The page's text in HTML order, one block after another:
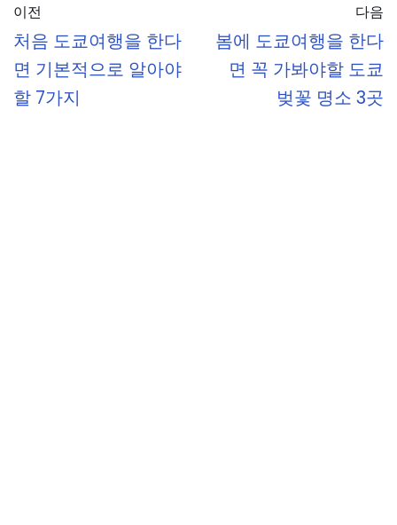
이전
처음 도쿄여행을 한다
면 기본적으로 알아야
할 7가지
다음
봄에 도쿄여행을 한다
면 꼭 가봐야할 도쿄
벚꽃 명소 3곳